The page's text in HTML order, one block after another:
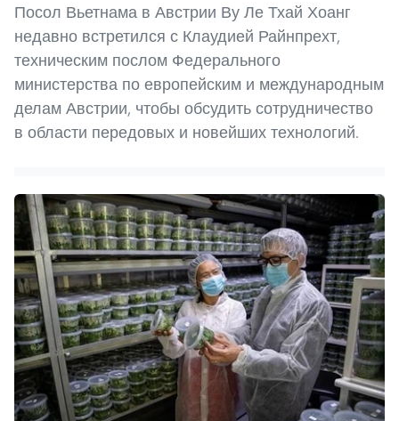
Посол Вьетнама в Австрии Ву Ле Тхай Хоанг
недавно встретился с Клаудией Райнпрехт,
техническим послом Федерального
министерства по европейским и международным
делам Австрии, чтобы обсудить сотрудничество
в области передовых и новейших технологий.